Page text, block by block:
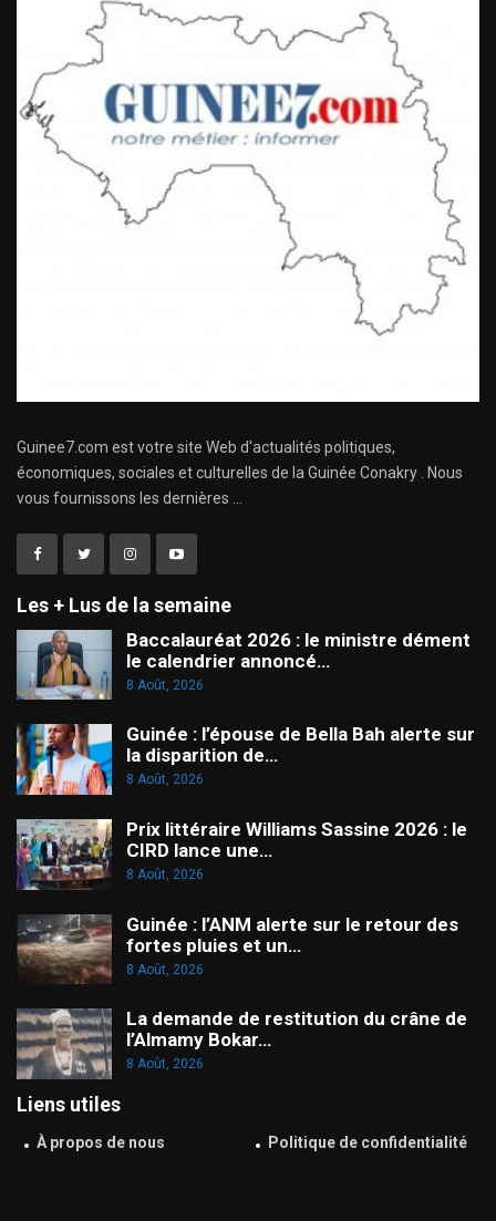
Guinee7.com est votre site Web d'actualités politiques,
économiques, sociales et culturelles de la Guinée Conakry . Nous
vous fournissons les dernières ...
Les + Lus de la semaine
Baccalauréat 2026 : le ministre dément
le calendrier annoncé…
8 Août, 2026
Guinée : l’épouse de Bella Bah alerte sur
la disparition de…
8 Août, 2026
Prix littéraire Williams Sassine 2026 : le
CIRD lance une…
8 Août, 2026
Guinée : l’ANM alerte sur le retour des
fortes pluies et un…
8 Août, 2026
La demande de restitution du crâne de
l’Almamy Bokar…
8 Août, 2026
Liens utiles
À propos de nous Politique de confidentialité